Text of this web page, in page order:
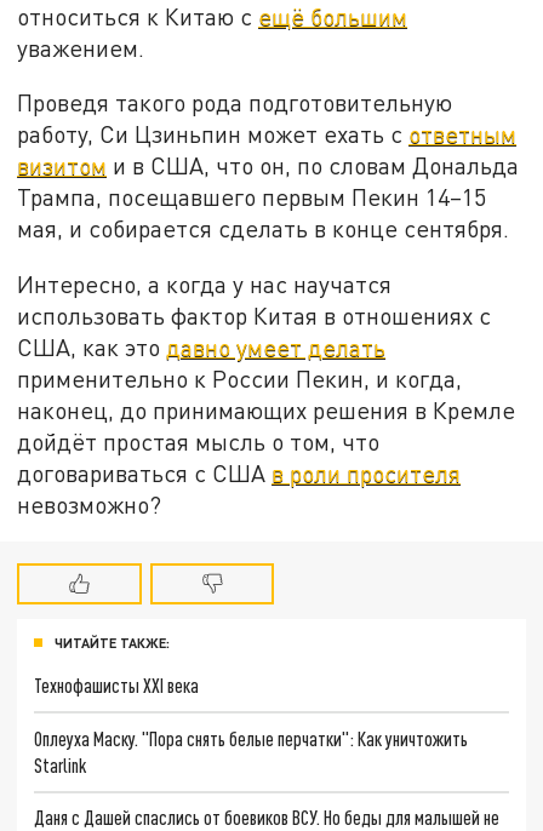
относиться к Китаю с ещё большим
уважением.
Проведя такого рода подготовительную
работу, Си Цзиньпин может ехать с ответным
визитом и в США, что он, по словам Дональда
Трампа, посещавшего первым Пекин 14–15
мая, и собирается сделать в конце сентября.
Интересно, а когда у нас научатся
использовать фактор Китая в отношениях с
США, как это давно умеет делать
применительно к России Пекин, и когда,
наконец, до принимающих решения в Кремле
дойдёт простая мысль о том, что
договариваться с США в роли просителя
невозможно?
ЧИТАЙТЕ ТАКЖЕ:
Технофашисты XXI века
Оплеуха Маску. "Пора снять белые перчатки": Как уничтожить
Starlink
Даня с Дашей спаслись от боевиков ВСУ. Но беды для малышей не